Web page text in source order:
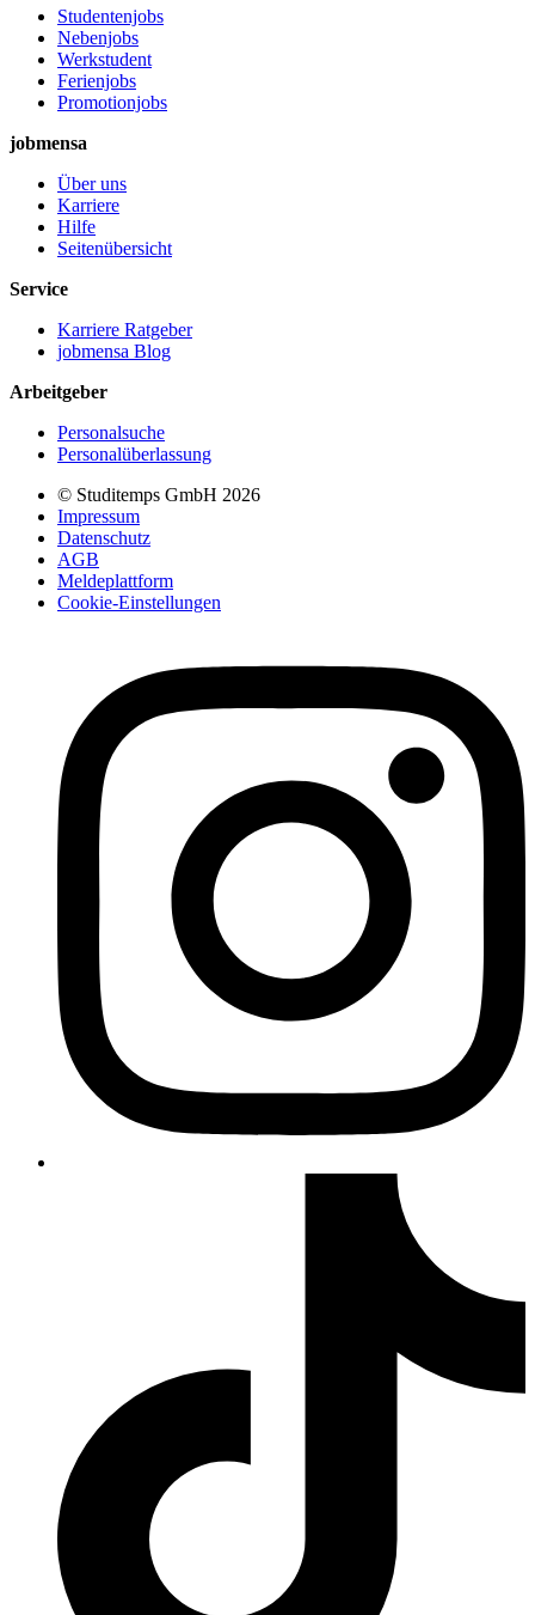
Studentenjobs
Nebenjobs
Werkstudent
Ferienjobs
Promotionjobs
jobmensa
Über uns
Karriere
Hilfe
Seitenübersicht
Service
Karriere Ratgeber
jobmensa Blog
Arbeitgeber
Personalsuche
Personalüberlassung
© Studitemps GmbH 2026
Impressum
Datenschutz
AGB
Meldeplattform
Cookie-Einstellungen